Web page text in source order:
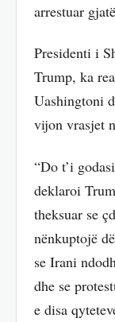
arrestuar
Presidenti i
Trump, ka
Uashingtoni
vijon vrasjet
“Do t’i
deklaroi
theksuar se
nënkuptojë
se Irani
dhe se
e disa